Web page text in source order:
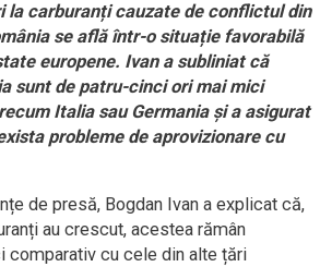
la carburanți cauzate de conflictul din
se află într-o situație favorabilă
europene. Ivan a subliniat că
sunt de patru-cinci ori mai mici
Italia sau Germania și a asigurat
probleme de aprovizionare cu
de presă, Bogdan Ivan a explicat că,
au crescut, acestea rămân
comparativ cu cele din alte țări